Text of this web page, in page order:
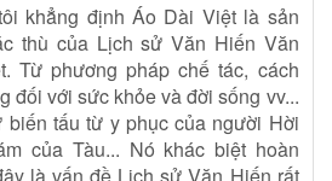
khẳng định Áo Dài Việt là sản
thù của Lịch sử Văn Hiến Văn
Từ phương pháp chế tác, cách
đối với sức khỏe và đời sống vv...
tấu từ y phục của người Hời
của Tàu... Nó khác biệt hoàn